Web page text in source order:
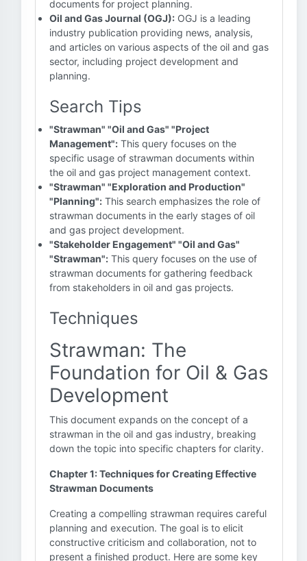
documents for project planning.
Oil and Gas Journal (OGJ): OGJ is a leading
industry publication providing news, analysis,
and articles on various aspects of the oil and gas
sector, including project development and
planning.
Search Tips
"Strawman" "Oil and Gas" "Project
Management": This query focuses on the
specific usage of strawman documents within
the oil and gas project management context.
"Strawman" "Exploration and Production"
"Planning": This search emphasizes the role of
strawman documents in the early stages of oil
and gas project development.
"Stakeholder Engagement" "Oil and Gas"
"Strawman": This query focuses on the use of
strawman documents for gathering feedback
from stakeholders in oil and gas projects.
Techniques
Strawman: The
Foundation for Oil & Gas
Development
This document expands on the concept of a
strawman in the oil and gas industry, breaking
down the topic into specific chapters for clarity.
Chapter 1: Techniques for Creating Effective
Strawman Documents
Creating a compelling strawman requires careful
planning and execution. The goal is to elicit
constructive criticism and collaboration, not to
present a finished product. Here are some key